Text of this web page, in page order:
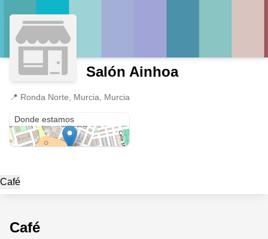
Salón Ainhoa
📍 Ronda Norte, Murcia, Murcia
Donde estamos
Café
Café